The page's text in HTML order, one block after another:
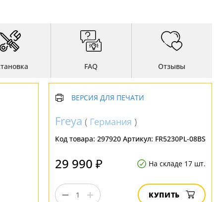
FAQ Отзывы
ВЕРСИЯ ДЛЯ ПЕЧАТИ
Freya ( Германия )
Код товара: 297920 Артикул: FR5230PL-08BS
29 990 ₽ На складе 17 шт.
КУПИТЬ